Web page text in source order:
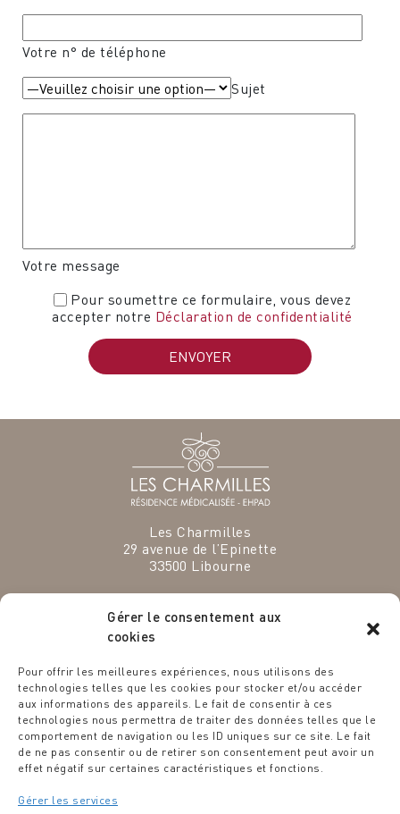
Gérer le consentement aux
cookies
Pour offrir les meilleures expériences, nous utilisons des
technologies telles que les cookies pour stocker et/ou accéder
aux informations des appareils. Le fait de consentir à ces
technologies nous permettra de traiter des données telles que le
comportement de navigation ou les ID uniques sur ce site. Le fait
de ne pas consentir ou de retirer son consentement peut avoir un
effet négatif sur certaines caractéristiques et fonctions.
Gérer les services
Votre n° de téléphone
Sujet
Votre message
Pour soumettre ce formulaire, vous devez
accepter notre Déclaration de confidentialité
Les Charmilles
29 avenue de l’Epinette
33500 Libourne
VENEZ EXERCER VOS TALENTS
CHEZ NOUS
Espace recrutement
Des étoiles dans les assiettes